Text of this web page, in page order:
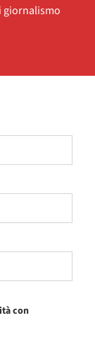
giornalismo
con